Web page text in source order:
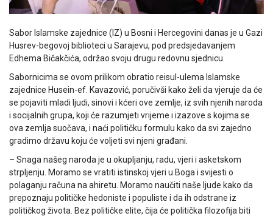
Sabor Islamske zajednice (IZ) u Bosni i Hercegovini danas je u Gazi
Husrev-begovoj biblioteci u Sarajevu, pod predsjedavanjem
Edhema Bičakčića, održao svoju drugu redovnu sjednicu.
Sabornicima se ovom prilikom obratio reisul-ulema Islamske
zajednice Husein-ef. Kavazović, poručivši kako želi da vjeruje da će
se pojaviti mladi ljudi, sinovi i kćeri ove zemlje, iz svih njenih naroda
i socijalnih grupa, koji će razumjeti vrijeme i izazove s kojima se
ova zemlja suočava, i naći političku formulu kako da svi zajedno
gradimo državu koju će voljeti svi njeni građani.
– Snaga našeg naroda je u okupljanju, radu, vjeri i asketskom
strpljenju. Moramo se vratiti istinskoj vjeri u Boga i svijesti o
polaganju računa na ahiretu. Moramo naučiti naše ljude kako da
prepoznaju političke hedoniste i populiste i da ih odstrane iz
političkog života. Bez političke elite, čija će politička filozofija biti